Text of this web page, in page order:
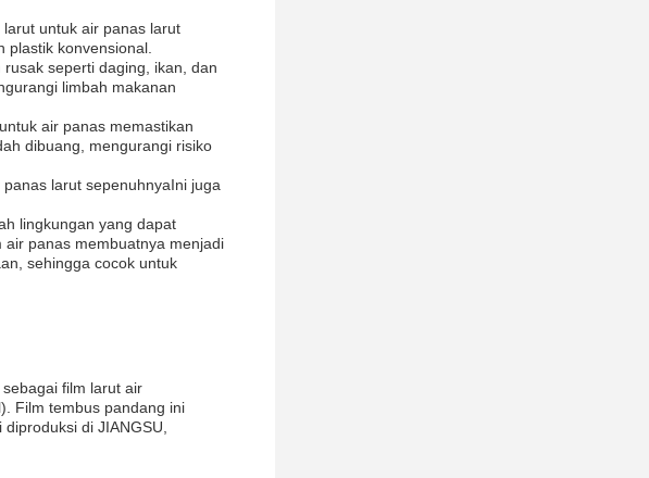
untuk air panas larut
konvensional.
seperti daging, ikan, dan
limbah makanan
air panas memastikan
dibuang, mengurangi risiko
larut sepenuhnyaIni juga
lingkungan yang dapat
panas membuatnya menjadi
sehingga cocok untuk
film larut air
Film tembus pandang ini
di JIANGSU,